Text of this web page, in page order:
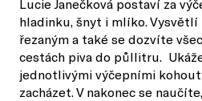
Lucie Janečková postaví za
hladinku, šnyt i mlíko.
řezaným a také se dozvíte
cestách piva do půllitru.
jednotlivými výčepními
zacházet. V nakonec se